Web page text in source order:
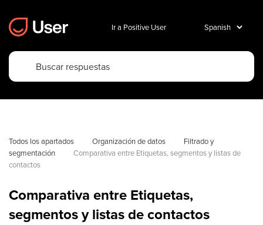
Ir a Positive User
Todos los apartados Organización de datos
Filtrado y
segmentación
Comparativa entre Etiquetas, segmentos y listas de
contactos
Comparativa entre Etiquetas,
segmentos y listas de contactos